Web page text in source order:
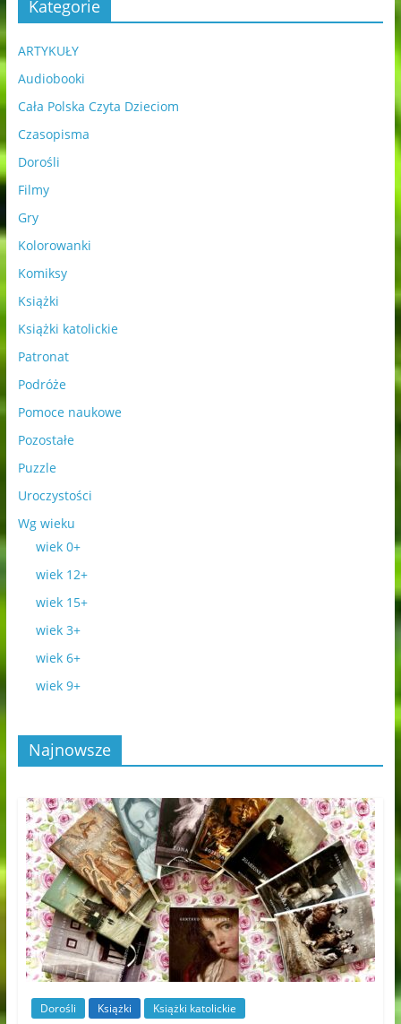
Kategorie
ARTYKUŁY
Audiobooki
Cała Polska Czyta Dzieciom
Czasopisma
Dorośli
Filmy
Gry
Kolorowanki
Komiksy
Książki
Książki katolickie
Patronat
Podróże
Pomoce naukowe
Pozostałe
Puzzle
Uroczystości
Wg wieku
wiek 0+
wiek 12+
wiek 15+
wiek 3+
wiek 6+
wiek 9+
Najnowsze
Dorośli Książki Książki katolickie